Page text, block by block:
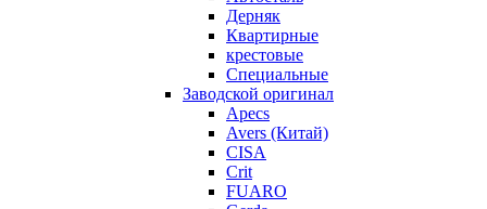
Дерняк
Квартирные
крестовые
Специальные
Заводской оригинал
Apecs
Avers (Китай)
CISA
Crit
FUARO